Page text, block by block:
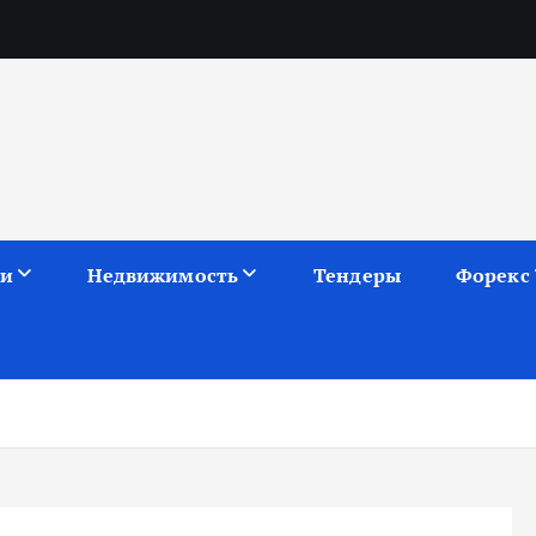
Недвижимость Тендеры Форекс